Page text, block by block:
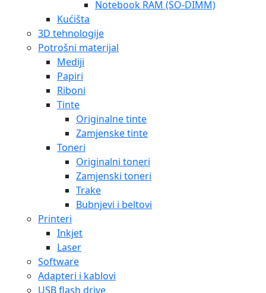
Notebook RAM (SO-DIMM)
Kućišta
3D tehnologije
Potrošni materijal
Mediji
Papiri
Riboni
Tinte
Originalne tinte
Zamjenske tinte
Toneri
Originalni toneri
Zamjenski toneri
Trake
Bubnjevi i beltovi
Printeri
Inkjet
Laser
Software
Adapteri i kablovi
USB flash drive